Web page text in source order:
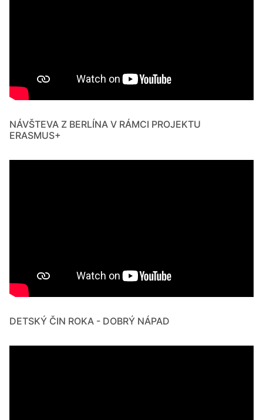
NÁVŠTEVA Z BERLÍNA V RÁMCI PROJEKTU
ERASMUS+
DETSKÝ ČIN ROKA - DOBRÝ NÁPAD